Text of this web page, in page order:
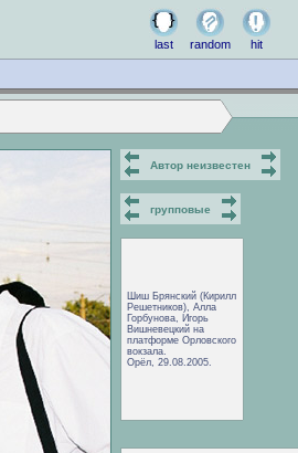
last random hit
Автор неизвестен
групповые
Шиш Брянский (Кирилл
Решетников), Алла
Горбунова, Игорь
Вишневецкий на
платформе Орловского
вокзала.
Орёл, 29.08.2005.